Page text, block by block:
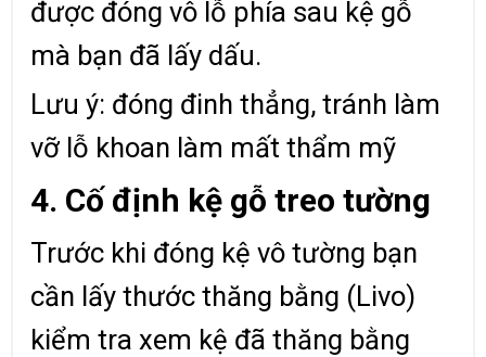
được đóng vô lỗ phía sau kệ gỗ
mà bạn đã lấy dấu.
Lưu ý: đóng đinh thẳng, tránh làm
vỡ lỗ khoan làm mất thẩm mỹ
4. Cố định kệ gỗ treo tường
Trước khi đóng kệ vô tường bạn
cần lấy thước thăng bằng (Livo)
kiểm tra xem kệ đã thăng bằng